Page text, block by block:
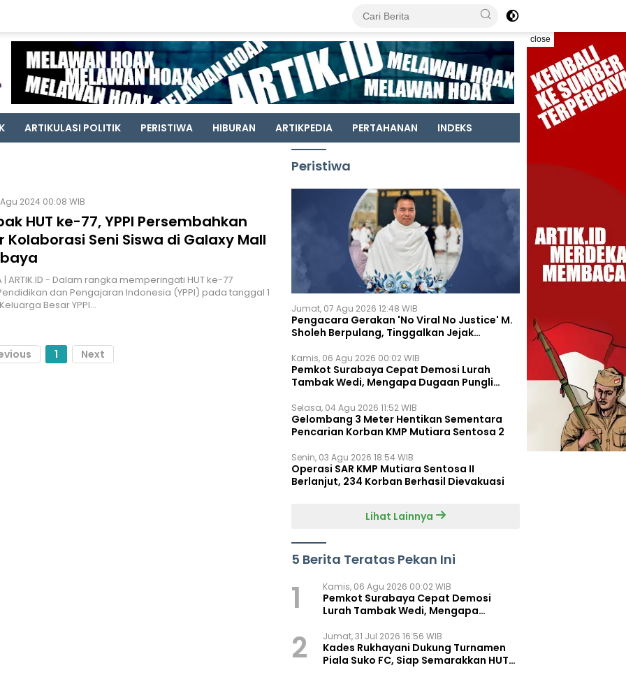
close
ARTIKULASI POLITIK PERISTIWA HIBURAN ARTIKPEDIA PERTAHANAN INDEKS
2024 00:08 WIB
HUT ke-77, YPPI Persembahkan
Kolaborasi Seni Siswa di Galaxy Mall
| ARTIK.ID - Dalam rangka memperingati HUT ke-77
dan Pengajaran Indonesia (YPPI) pada tanggal 1
Besar YPPI…
1 Next
Peristiwa
Jumat, 07 Agu 2026 12:48 WIB
Pengacara Gerakan 'No Viral No Justice' M.
Sholeh Berpulang, Tinggalkan Jejak
Kamis, 06 Agu 2026 00:02 WIB
Pemkot Surabaya Cepat Demosi Lurah
Tambak Wedi, Mengapa Dugaan Pungli
Selasa, 04 Agu 2026 11:52 WIB
Gelombang 3 Meter Hentikan Sementara
Pencarian Korban KMP Mutiara Sentosa 2
Senin, 03 Agu 2026 18:54 WIB
Operasi SAR KMP Mutiara Sentosa II
Berlanjut, 234 Korban Berhasil Dievakuasi
Lihat Lainnya
5 Berita Teratas Pekan Ini
1 Kamis, 06 Agu 2026 00:02 WIB
Pemkot Surabaya Cepat Demosi
Lurah Tambak Wedi, Mengapa
2 Jumat, 31 Jul 2026 16:56 WIB
Kades Rukhayani Dukung Turnamen
Piala Suko FC, Siap Semarakkan HUT